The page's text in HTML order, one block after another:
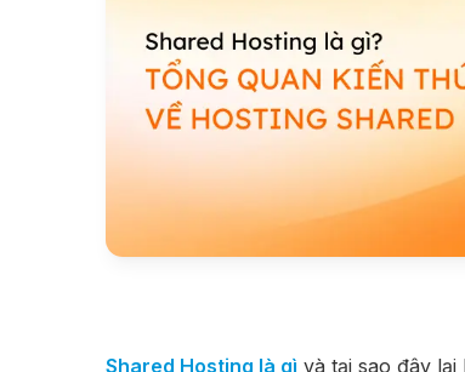
Shared Hosting là gì và tại sao đây